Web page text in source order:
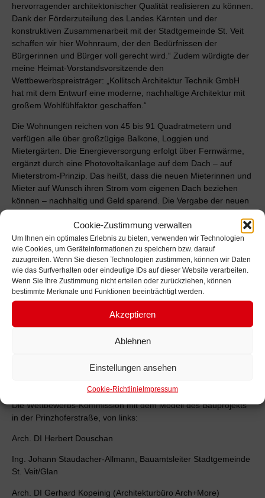
Cookie-Zustimmung verwalten
Um Ihnen ein optimales Erlebnis zu bieten, verwenden wir Technologien
wie Cookies, um Geräteinformationen zu speichern bzw. darauf
zuzugreifen. Wenn Sie diesen Technologien zustimmen, können wir Daten
wie das Surfverhalten oder eindeutige IDs auf dieser Website verarbeiten.
Wenn Sie Ihre Zustimmung nicht erteilen oder zurückziehen, können
bestimmte Merkmale und Funktionen beeinträchtigt werden.
Akzeptieren
Ablehnen
Einstellungen ansehen
Cookie-RichtlinieImpressum
hervorragender architektonischer Qualität realisieren zu können.
Dank der Förderzuteilung des Landes Kärnten und der
konstruktiven Zusammenarbeit mit der Stadtgemeinde St. Veit
schaffen wir hier Wohnraum, der den Bedürfnissen der
Bürgerinnen und Bürger voll gerecht wird.“ Zudem würdigte der
meine Heimat-Vorstandsvorsitzende den
Wettbewerbspreisträger: „Kollitsch Architektur Technik GmbH
hat mit dem Entwurf eine moderne, nachhaltige Architektur mit
großem Wohlfühlfaktor geschaffen.“
Die Wohnungen reichen von 45 bis 91 Quadratmetern und
verfügen alle über großzügige Balkone, Loggien und
Mietergärten. Die Energieversorgung erfolgt über Fernwärme,
ergänzt durch eine Photovoltaikanlage auf dem Dach – auf
Mieterstrom-Prinzip. Das heißt, dass die neuen Mieterinnen und
Mieter auf Wunsch ihren Strom vom eigenen Dach beziehen
können – nachhaltig und Geld sparend. Die Vergabe der neuen
Wohnungen erfolgt durch die Stadtgemeinde St. Veit. Die
Gesamtbaukosten betragen rund 5,3 Millionen Euro.
Foto © Stadt St. Veit
Die Wettbewerbs-Kommission mit dem Modell des Bauprojekts
in der Prinzhoferstraße, von links:
Arch. DI Herbert Douschan
Ing. Johann Staudacher-Allmann, Bauamtsleiter Stadtgemeinde
St. Veit/Glan
Arch. DI Gerhard Kopeinig (Architekturbüro Arch+More)